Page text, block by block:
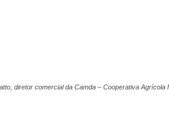
diretor comercial da Camda – Cooperativa Agrícola